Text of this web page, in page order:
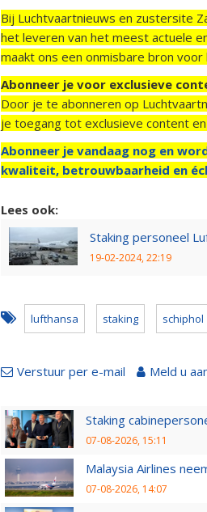
Bij Luchtvaartnieuws en zustersite
het leveren van het meest actuele
maakt ons een onmisbare bron
Abonneer je voor exclusieve
Door je te abonneren op
je toegang tot exclusieve content
Abonneer je vandaag nog en
kwaliteit, betrouwbaarheid en
Lees ook:
Staking personeel
19-02-2024, 22:19
lufthansa staking schiphol
Verstuur per e-mail Meld u
Staking
07-08-2026, 15:11
Malaysia Airlines
07-08-2026, 14:07